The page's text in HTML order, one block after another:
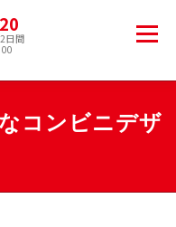
日間
メニュー
ACCESS
コンビニデザ